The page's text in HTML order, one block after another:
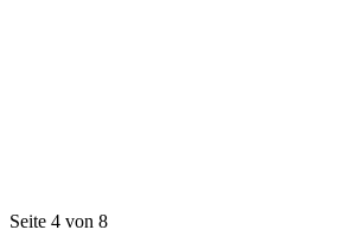
Seite 4 von 8